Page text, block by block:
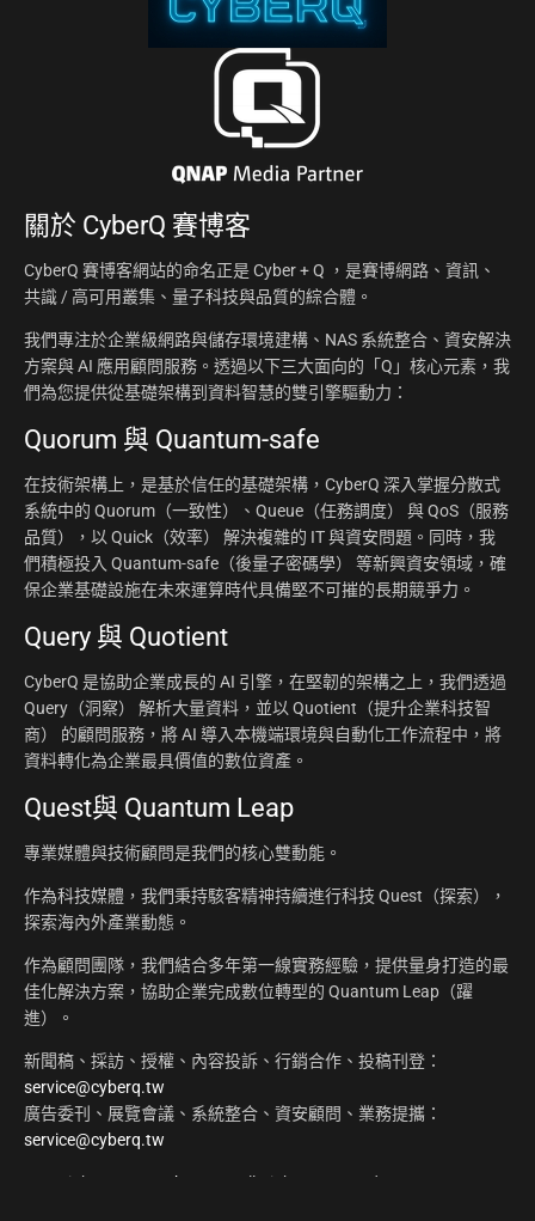
關於 CyberQ 賽博客
CyberQ 賽博客網站的命名正是 Cyber + Q ，是賽博網路、資訊、
共識 / 高可用叢集、量子科技與品質的綜合體。
我們專注於企業級網路與儲存環境建構、NAS 系統整合、資安解決
方案與 AI 應用顧問服務。透過以下三大面向的「Q」核心元素，我
們為您提供從基礎架構到資料智慧的雙引擎驅動力：
Quorum 與 Quantum-safe
在技術架構上，是基於信任的基礎架構，CyberQ 深入掌握分散式
系統中的 Quorum（一致性）、Queue（任務調度） 與 QoS（服務
品質），以 Quick（效率） 解決複雜的 IT 與資安問題。同時，我
們積極投入 Quantum-safe（後量子密碼學） 等新興資安領域，確
保企業基礎設施在未來運算時代具備堅不可摧的長期競爭力。
Query 與 Quotient
CyberQ 是協助企業成長的 AI 引擎，在堅韌的架構之上，我們透過
Query（洞察） 解析大量資料，並以 Quotient（提升企業科技智
商） 的顧問服務，將 AI 導入本機端環境與自動化工作流程中，將
資料轉化為企業最具價值的數位資產。
Quest與 Quantum Leap
專業媒體與技術顧問是我們的核心雙動能。
作為科技媒體，我們秉持駭客精神持續進行科技 Quest（探索），
探索海內外產業動態。
作為顧問團隊，我們結合多年第一線實務經驗，提供量身打造的最
佳化解決方案，協助企業完成數位轉型的 Quantum Leap（躍
進）。
新聞稿、採訪、授權、內容投訴、行銷合作、投稿刊登：
service@cyberq.tw
廣告委刊、展覽會議、系統整合、資安顧問、業務提攜：
service@cyberq.tw
Copyright ©2026 CyberQ.tw All Rights Reserved.